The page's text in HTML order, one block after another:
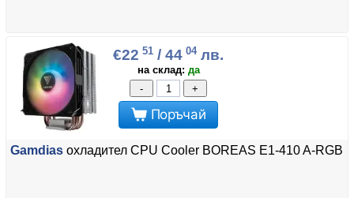
€22 51 / 44 04лв.
на склад: да
-
+
Поръчай
Gamdias охладител CPU Cooler BOREAS E1-410 A-RGB